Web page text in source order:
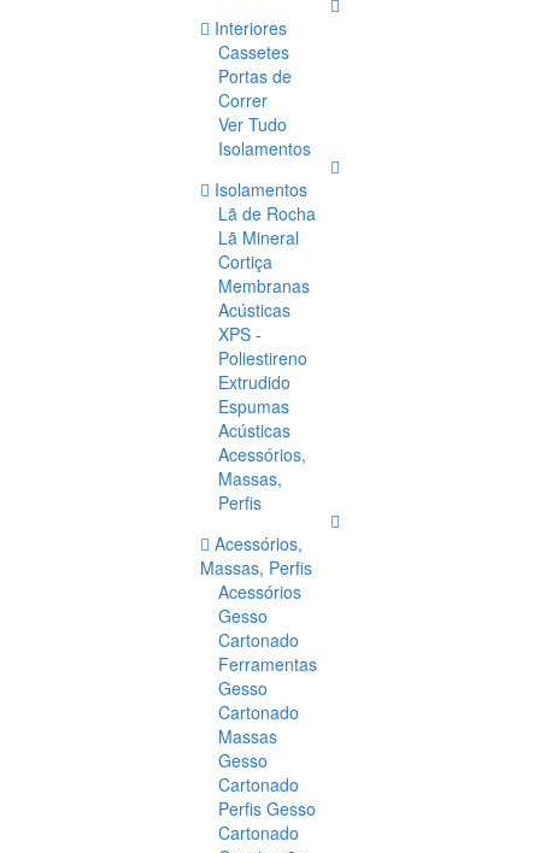
Interiores
Cassetes
Portas de
Correr
Ver Tudo
Isolamentos
Isolamentos
Lã de Rocha
Lã Mineral
Cortiça
Membranas
Acústicas
XPS -
Poliestireno
Extrudido
Espumas
Acústicas
Acessórios,
Massas,
Perfis
Acessórios,
Massas, Perfis
Acessórios
Gesso
Cartonado
Ferramentas
Gesso
Cartonado
Massas
Gesso
Cartonado
Perfis Gesso
Cartonado